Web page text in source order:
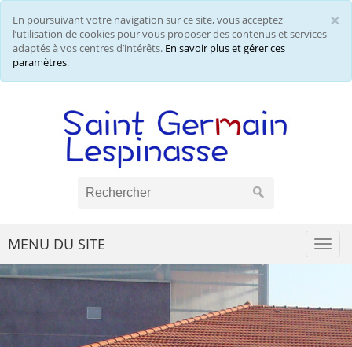
×
En poursuivant votre navigation sur ce site, vous acceptez
l’utilisation de cookies pour vous proposer des contenus et services
adaptés à vos centres d’intérêts. En savoir plus et gérer ces
paramètres.
MENU DU SITE